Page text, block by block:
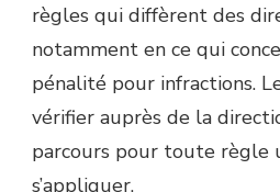
règles qui diffèrent des
notamment en ce qui
pénalité pour infractions.
vérifier auprès de la
parcours pour toute règle
s’appliquer.